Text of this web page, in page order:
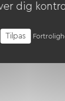
dig
Tilpas